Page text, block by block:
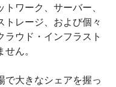
ワーク、サーバー、
トレージ、および個々
ウド・インフラスト
ん。
で大きなシェアを握っ